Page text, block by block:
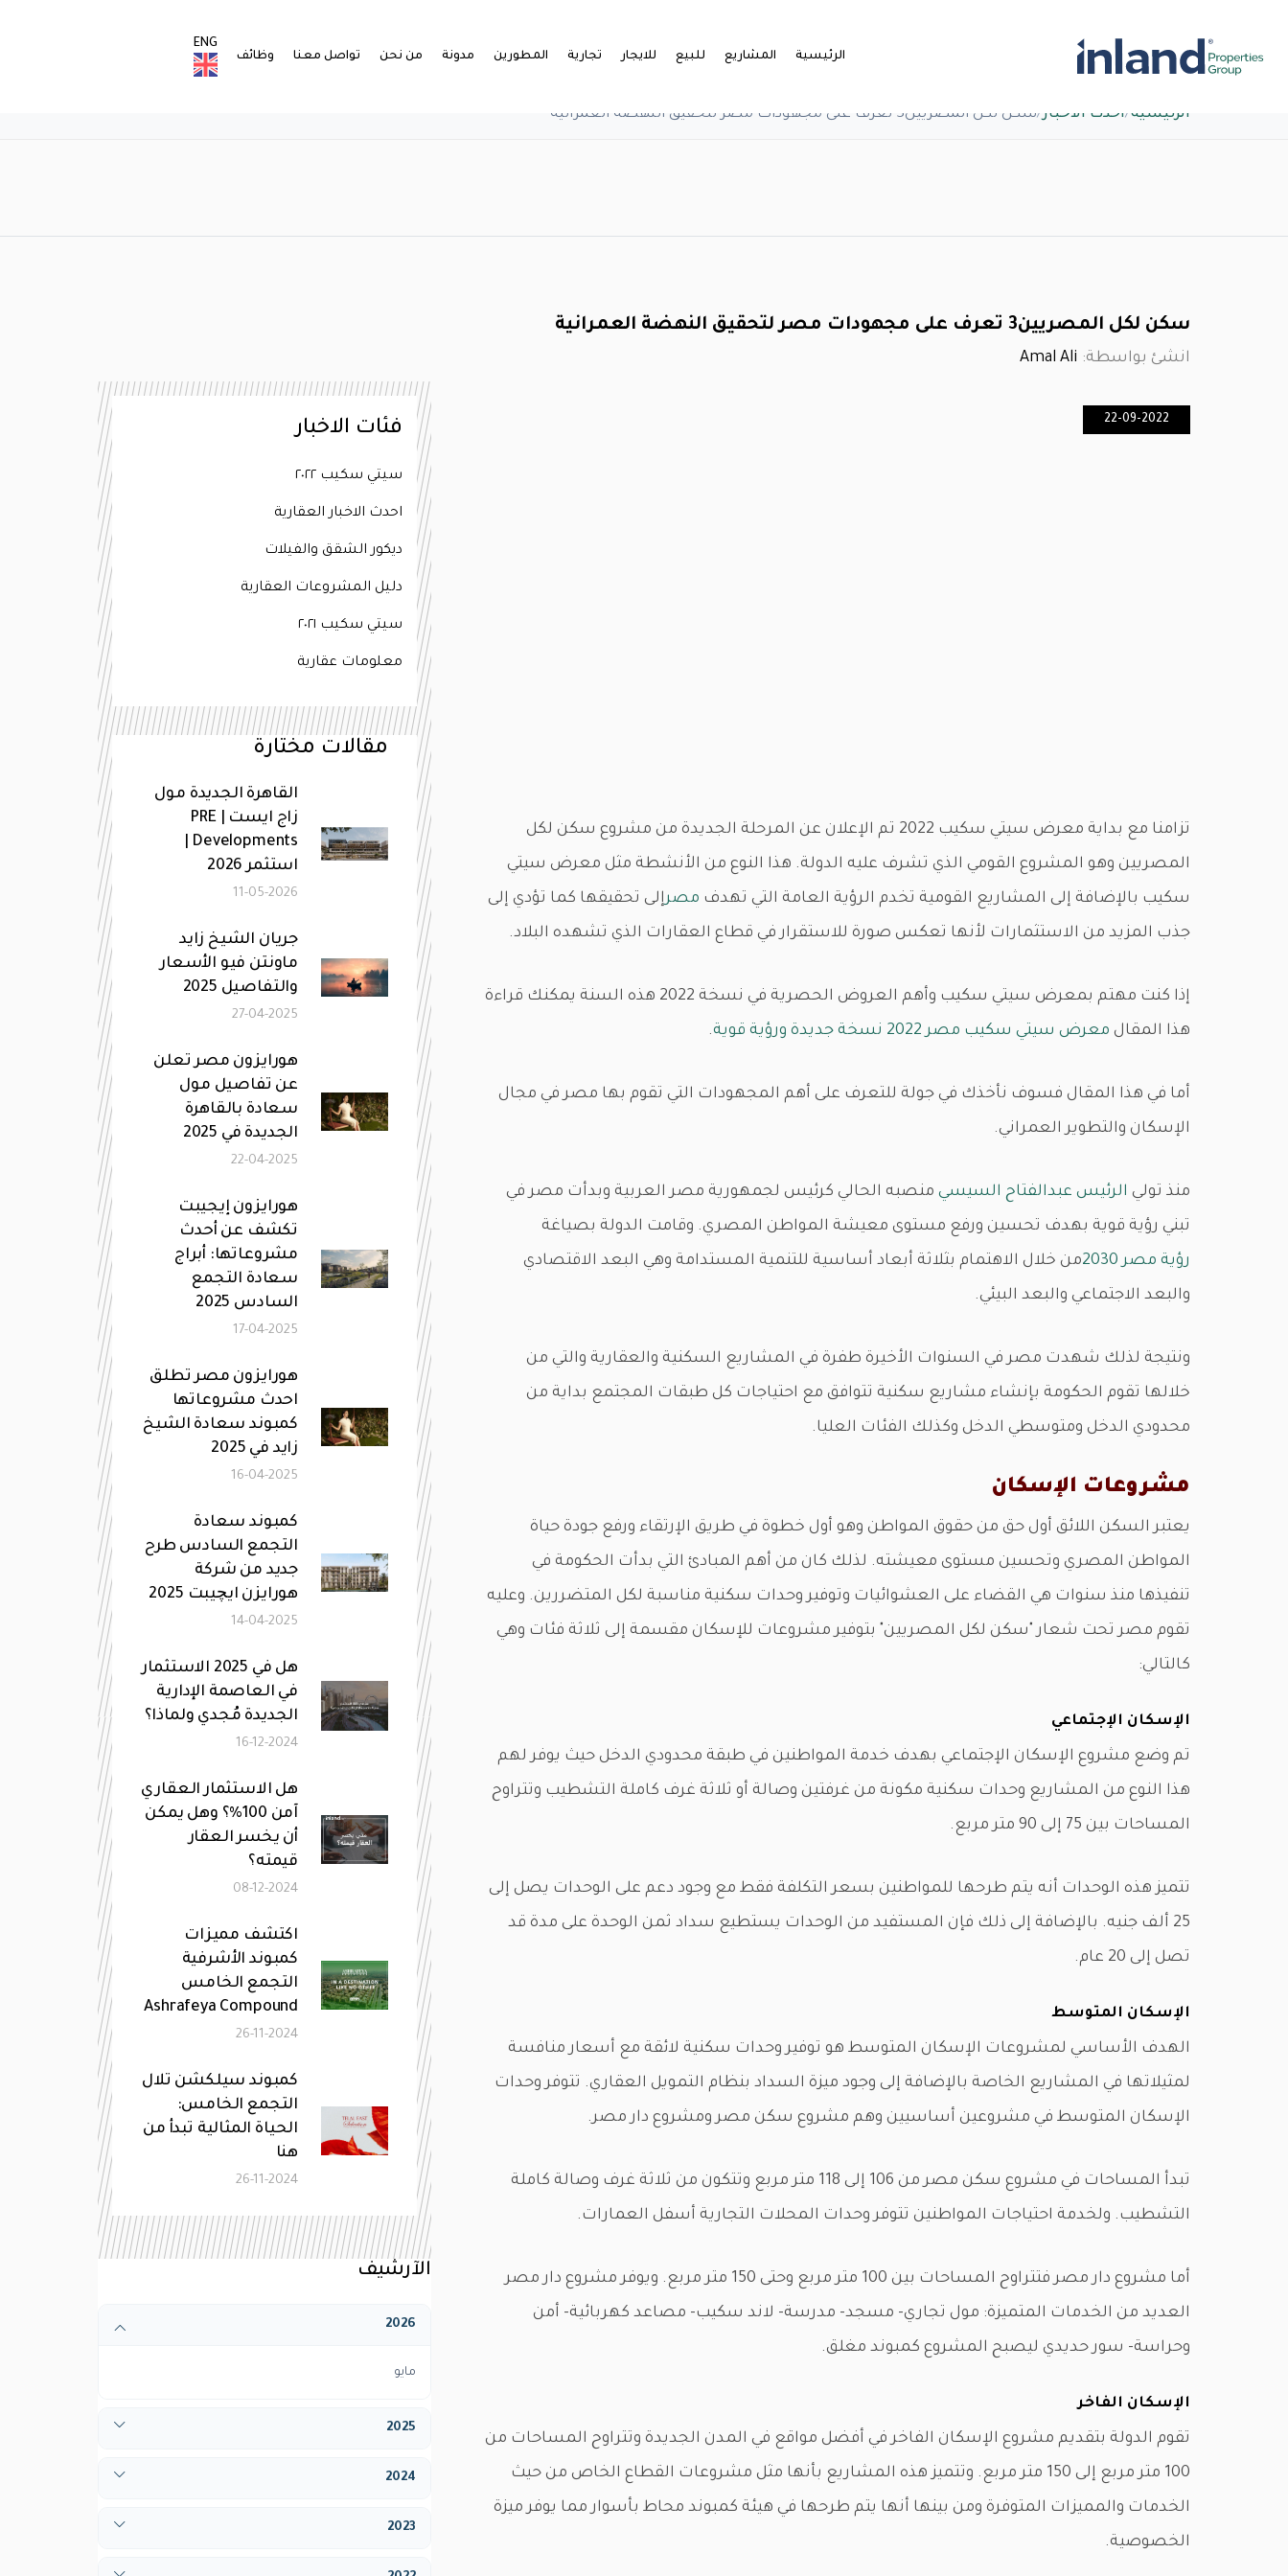
الرئيسية المشاريع للبيع للايجار تجارية المطورين مدونة من نحن تواصل معنا وظائف
ENG
الرئيسية/أحدث الاخبار/سكن لكل المصريين3 تعرف على مجهودات مصر لتحقيق النهضة العمرانية
سكن لكل المصريين3 تعرف على مجهودات مصر لتحقيق النهضة العمرانية
انشئ بواسطة: Amal Ali
22-09-2022
تزامنا مع بداية معرض سيتي سكيب 2022 تم الإعلان عن المرحلة الجديدة من مشروع سكن لكل
المصريين وهو المشروع القومي الذي تشرف عليه الدولة. هذا النوع من الأنشطة مثل معرض سيتي
سكيب بالإضافة إلى المشاريع القومية تخدم الرؤية العامة التي تهدف مصرإلى تحقيقها كما تؤدي إلى
جذب المزيد من الاستثمارات لأنها تعكس صورة للاستقرار في قطاع العقارات الذي تشهده البلاد.
إذا كنت مهتم بمعرض سيتي سكيب وأهم العروض الحصرية في نسخة 2022 هذه السنة يمكنك قراءة
هذا المقال معرض سيتي سكيب مصر 2022 نسخة جديدة ورؤية قوية .
أما في هذا المقال فسوف نأخذك في جولة للتعرف على أهم المجهودات التي تقوم بها مصر في مجال
الإسكان والتطوير العمراني.
منذ تولي الرئيس عبدالفتاح السيسي منصبه الحالي كرئيس لجمهورية مصر العربية وبدأت مصر في
تبني رؤية قوية بهدف تحسين ورفع مستوى معيشة المواطن المصري. وقامت الدولة بصياغة
رؤية مصر 2030
من خلال الاهتمام بثلاثة أبعاد أساسية للتنمية المستدامة وهي البعد الاقتصادي
والبعد الاجتماعي والبعد البيئي.
ونتيجة لذلك شهدت مصر في السنوات الأخيرة طفرة في المشاريع السكنية والعقارية والتي من
خلالها تقوم الحكومة بإنشاء مشاريع سكنية تتوافق مع احتياجات كل طبقات المجتمع بداية من
محدودي الدخل ومتوسطي الدخل وكذلك الفئات العليا.
مشروعات الإسكان
يعتبر السكن اللائق أول حق من حقوق المواطن وهو أول خطوة في طريق الإرتقاء ورفع جودة حياة
المواطن المصري وتحسين مستوى معيشته. لذلك كان من أهم المبادئ التي بدأت الحكومة في
تنفيذها منذ سنوات هي القضاء على العشوائيات وتوفير وحدات سكنية مناسبة لكل المتضررين. وعليه
تقوم مصر تحت شعار "سكن لكل المصريين" بتوفير مشروعات للإسكان مقسمة إلى ثلاثة فئات وهي
كالتالي:
الإسكان الإجتماعي
تم وضع مشروع الإسكان الإجتماعي بهدف خدمة المواطنين في طبقة محدودي الدخل حيث يوفر لهم
هذا النوع من المشاريع وحدات سكنية مكونة من غرفتين وصالة أو ثلاثة غرف كاملة التشطيب وتتراوح
المساحات بين 75 إلى 90 متر مربع.
تتميز هذه الوحدات أنه يتم طرحها للمواطنين بسعر التكلفة فقط مع وجود دعم على الوحدات يصل إلى
25 ألف جنيه. بالإضافة إلى ذلك فإن المستفيد من الوحدات يستطيع سداد ثمن الوحدة على مدة قد
تصل إلى 20 عام.
الإسكان المتوسط
الهدف الأساسي لمشروعات الإسكان المتوسط هو توفير وحدات سكنية لائقة مع أسعار منافسة
لمثيلاتها في المشاريع الخاصة بالإضافة إلى وجود ميزة السداد بنظام التمويل العقاري. تتوفر وحدات
الإسكان المتوسط في مشروعين أساسيين وهم مشروع سكن مصر ومشروع دار مصر.
تبدأ المساحات في مشروع سكن مصر من 106 إلى 118 متر مربع وتتكون من ثلاثة غرف وصالة كاملة
التشطيب. ولخدمة احتياجات المواطنين تتوفر وحدات المحلات التجارية أسفل العمارات.
أما مشروع دار مصر فتتراوح المساحات بين 100 متر مربع وحتى 150 متر مربع. ويوفر مشروع دار مصر
العديد من الخدمات المتميزة: مول تجاري- مسجد- مدرسة- لاند سكيب- مصاعد كهربائية- أمن
وحراسة- سور حديدي ليصبح المشروع كمبوند مغلق.
الإسكان الفاخر
تقوم الدولة بتقديم مشروع الإسكان الفاخر في أفضل مواقع في المدن الجديدة وتتراوح المساحات من
100 متر مربع إلى 150 متر مربع. وتتميز هذه المشاريع بأنها مثل مشروعات القطاع الخاص من حيث
الخدمات والمميزات المتوفرة ومن بينها أنها يتم طرحها في هيئة كمبوند محاط بأسوار مما يوفر ميزة
الخصوصية.
فئات الاخبار
سيتي سكيب ٢٠٢٢
احدث الاخبار العقارية
ديكور الشقق والفيلات
دليل المشروعات العقارية
سيتي سكيب ٢٠٢١
معلومات عقارية
مقالات مختارة
القاهرة الجديدة مول
زاج ايست | PRE
استثمر 2026
11-05-2026
جريان الشيخ زايد
ماونتن فيو الأسعار
والتفاصيل 2025
27-04-2025
هورايزون مصر تعلن
عن تفاصيل مول
سعادة بالقاهرة
الجديدة في 2025
22-04-2025
هورايزون إيجيبت
تكشف عن أحدث
مشروعاتها: أبراج
سعادة التجمع
السادس 2025
17-04-2025
هورايزون مصر تطلق
احدث مشروعاتها
كمبوند سعادة الشيخ
زايد في 2025
16-04-2025
كمبوند سعادة
التجمع السادس طرح
جديد من شركة
هورايزن ايچيبت 2025
14-04-2025
هل في 2025 الاستثمار
في العاصمة الإدارية
الجديدة مُجدي ولماذا؟
16-12-2024
هل الاستثمار العقاري
آمن 100%؟ وهل يمكن
أن يخسر العقار
قيمته؟
08-12-2024
اكتشف مميزات
كمبوند الأشرفية
التجمع الخامس
Ashrafeya Compound
26-11-2024
كمبوند سيلكشن تلال
التجمع الخامس:
الحياة المثالية تبدأ من
هنا
26-11-2024
الآرشيف
2026
مايو
2025
2024
2023